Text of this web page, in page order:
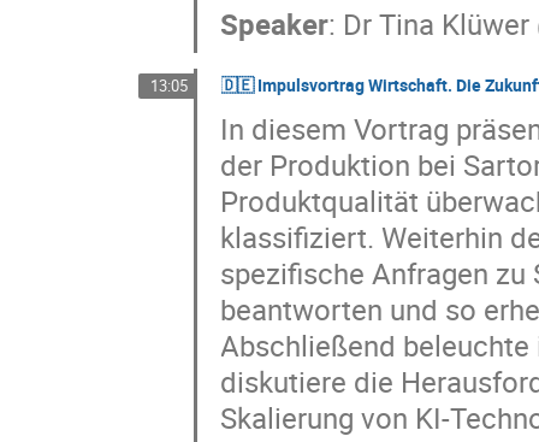
Speaker: Dr Tina Klüwer
13:05 🇩🇪 Impulsvortrag Wirtschaft. Die
In diesem Vortrag
der Produktion bei
Produktqualität
klassifiziert. Weiterhin
spezifische Anfragen
beantworten und so
Abschließend
diskutiere die
Skalierung von KI-